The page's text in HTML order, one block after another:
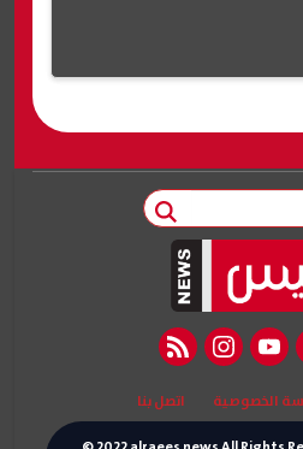
youtube
instagram
rss feed
الخصوصية اتصل بنا